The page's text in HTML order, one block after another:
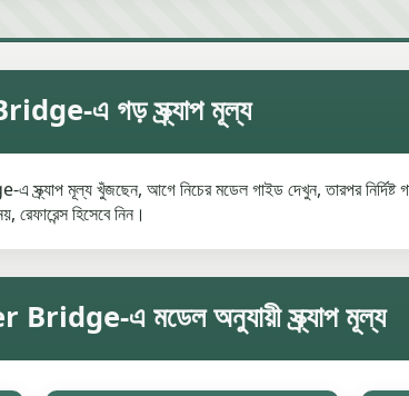
এ গড় স্ক্র্যাপ মূল্য
মূল্য খুঁজছেন, আগে নিচের মডেল গাইড দেখুন, তারপর নির্দিষ্ট
হিসেবে নিন।
এ মডেল অনুযায়ী স্ক্র্যাপ মূল্য